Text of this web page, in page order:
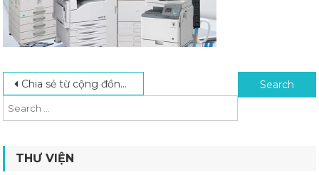
Post navigation
Chia sẻ từ cộng đồng máy photo – cách chọn mua máy photocopy tốt nhất Search for:
THƯ VIỆN